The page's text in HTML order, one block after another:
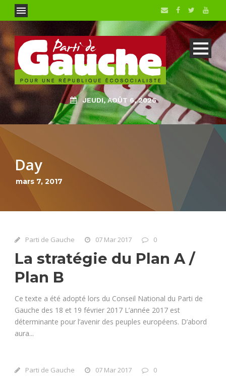
JEUDI, AOÛT 6, 2026
Day
mars 7, 2017
Parti de Gauche 07 Mar 2017 0
La stratégie du Plan A /
Plan B
Ce texte a été adopté lors du Conseil National du Parti de
Gauche des 18 et 19 février 2017 L’année 2017 est
déterminante pour l’avenir des peuples européens. D’abord
aura...
Parti de Gauche 07 Mar 2017 0